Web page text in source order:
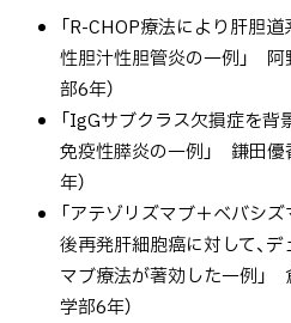
「R-CHOP療法により肝胆
性胆汁性胆管炎の一例」 阿
部6年）
「IgGサブクラス欠損症を
免疫性膵炎の一例」 鎌田優
年）
「アテゾリズマブ＋ベバシ
後再発肝細胞癌に対して、
マブ療法が著効した一例」
学部6年）